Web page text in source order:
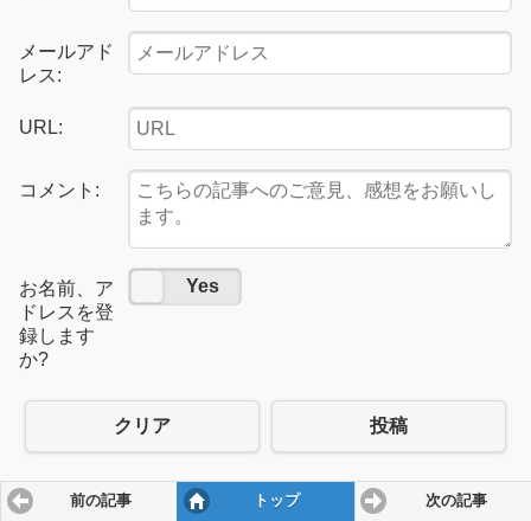
メールアド
レス:
URL:
コメント:
お名前、ア
ドレスを登
録します
か?
No Yes
クリア 投稿
前の記事 トップ 次の記事